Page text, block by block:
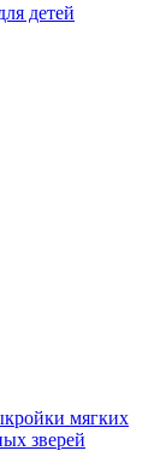
детей
мягких
зверей